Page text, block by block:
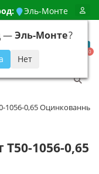
Эль-Монте
—Эль-Монте?
0
0,65 Оцинкованный
1056-0,65